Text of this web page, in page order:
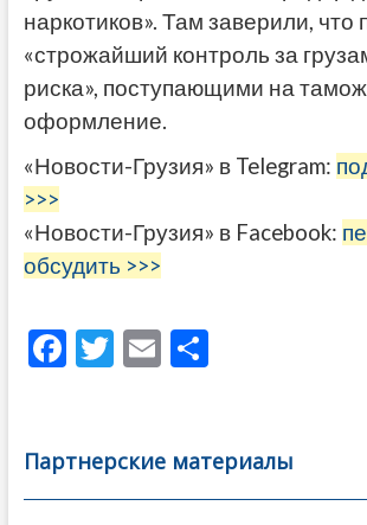
наркотиков». Там заверили, что
«строжайший контроль за
риска», поступающими на
оформление.
«Новости-Грузия» в Telegram:
>>>
«Новости-Грузия» в Facebook:
обсудить >>>
F
b
o
T
er
E
l
О
а
в
Партнерские материалы